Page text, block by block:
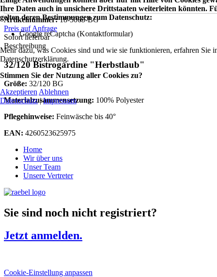
Artikelnummer:18-5065-BG
Preis auf Anfrage
Sofort lieferbar
Beschreibung
32/120 Bistrogardine "Herbstlaub"
Größe: 32/120 BG
Materialzusammensetzung: 100% Polyester
Pflegehinweise: Feinwäsche bis 40°
EAN: 4260523625975
Home
Wir über uns
Unser Team
Unsere Vertreter
Sie sind noch nicht registriert?
Jetzt anmelden.
Cookie-Einstellung anpassen
Ihre Daten auch in unsichere Drittstaaten weiterleiten könnten.
gelten deren Bestimmungen zum Datenschutz:
Google reCaptcha (Kontaktformular)
Mehr dazu, was Cookies sind und wie sie funktionieren, erfahren Sie
Datenschutzerklärung.
Stimmen Sie der Nutzung aller Cookies zu?
Akzeptieren Ablehnen
Datenschutz|Impressum